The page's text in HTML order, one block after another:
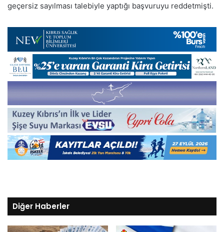
geçersiz sayılması talebiyle yaptığı başvuruyu reddetmişti.
Diğer Haberler